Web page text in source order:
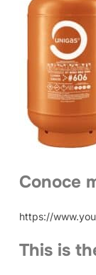
Conoce
https://
This is